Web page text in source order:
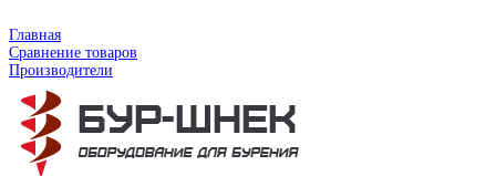
Главная
Сравнение товаров
Производители